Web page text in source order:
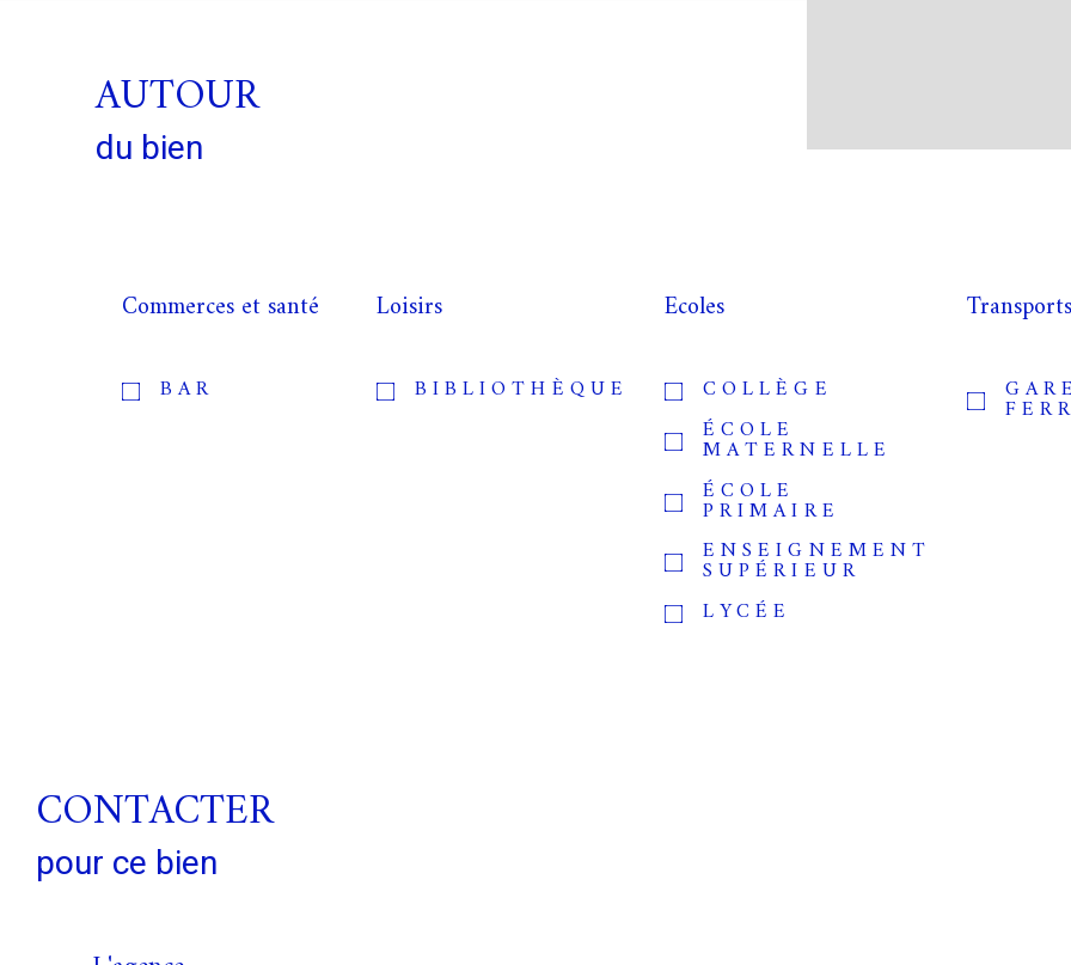
AUTOUR
du bien
Commerces et santé
BAR
Loisirs
BIBLIOTHÈQUE
Ecoles
COLLÈGE
ÉCOLE
MATERNELLE
ÉCOLE
PRIMAIRE
ENSEIGNEMENT
SUPÉRIEUR
LYCÉE
Transports
GARE
CONTACTER
pour ce bien